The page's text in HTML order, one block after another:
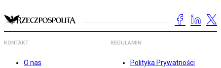
KONTAKT
O nas
REGULAMIN
Polityka Prywatności